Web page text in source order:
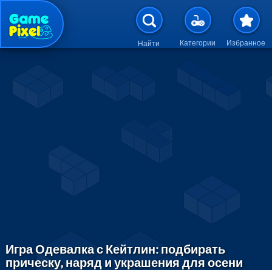
Перейти к основному
Найти Категории Избранное
Игра Одевалка с Кейтлин: подбирать
прическу, наряд и украшения для осени